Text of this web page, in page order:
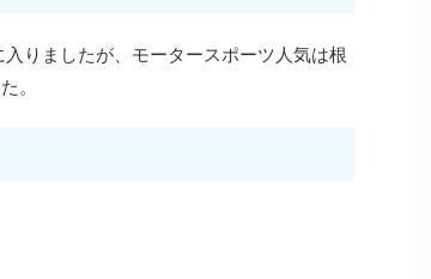
りましたが、モータースポーツ人気は根
。